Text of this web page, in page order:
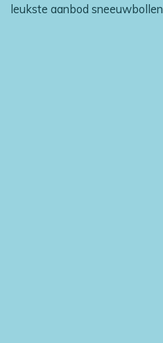
leukste aanbod sneeuwbollen